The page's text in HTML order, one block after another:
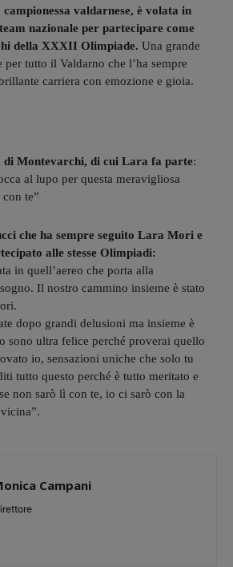
valdarnese, è volata in
nazionale per partecipare come
della XXXII Olimpiade. Una grande
tutto il Valdarno che l’ha sempre
carriera con emozione e gioia.
di Montevarchi, di cui Lara fa parte:
al lupo per questa meravigliosa
te”
che ha sempre seguito Lara Mori e
alle stesse Olimpiadi:
in quell’aereo che porta alla
Il nostro cammino insieme è stato
dopo grandi delusioni ma insieme è
sono ultra felice perché proverai quello
io, sensazioni uniche che solo tu
tutto questo perché è tutto meritato e
non sarò lì con te, io ci sarò con la
Campani